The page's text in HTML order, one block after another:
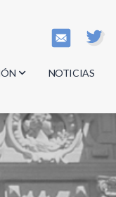
NOTICIAS